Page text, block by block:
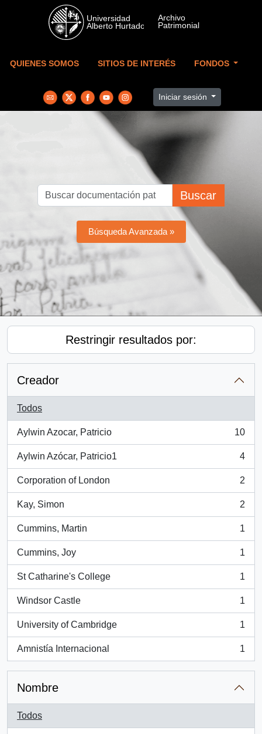
Skip to main content
QUIENES SOMOS SITIOS DE INTERÉS FONDOS
Iniciar sesión
Buscar
Búsqueda Avanzada »
Restringir resultados por:
Creador
Todos
Aylwin Azocar, Patricio
, 10 resultados
10
Aylwin Azócar, Patricio1
, 4 resultados
4
Corporation of London
, 2 resultados
2
Kay, Simon
, 2 resultados
2
Cummins, Martin
, 1 resultados
1
Cummins, Joy
, 1 resultados
1
St Catharine's College
, 1 resultados
1
Windsor Castle
, 1 resultados
1
University of Cambridge
, 1 resultados
1
Amnistía Internacional
, 1 resultados
1
Nombre
Todos